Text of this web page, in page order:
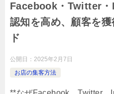
Facebook・Twitter
認知を高め、顧客を
ド
公開日： 2025年2月7日
お店の集客方法